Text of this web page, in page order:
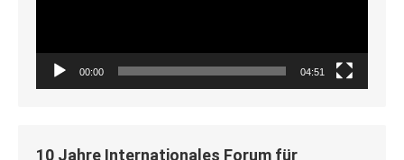
00:00 04:51
10 Jahre Internationales Forum für